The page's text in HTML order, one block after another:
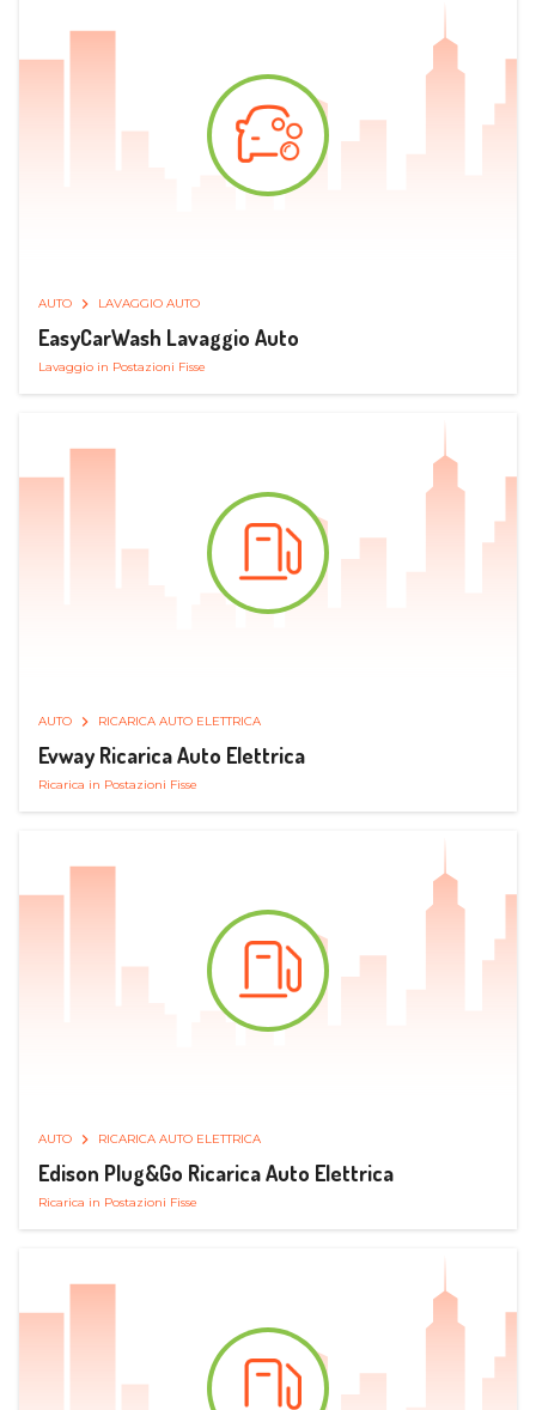
AUTO LAVAGGIO AUTO
EasyCarWash Lavaggio Auto
Lavaggio in Postazioni Fisse
AUTO RICARICA AUTO ELETTRICA
Evway Ricarica Auto Elettrica
Ricarica in Postazioni Fisse
AUTO RICARICA AUTO ELETTRICA
Edison Plug&Go Ricarica Auto Elettrica
Ricarica in Postazioni Fisse